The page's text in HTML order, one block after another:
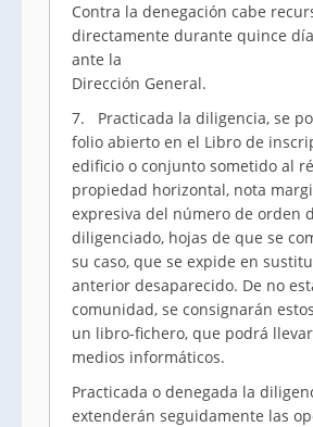
Contra la denegación cabe
directamente durante quince
ante la
Dirección General.
7. Practicada la diligencia, se
folio abierto en el Libro de
edificio o conjunto sometido al
propiedad horizontal, nota
expresiva del número de orden
diligenciado, hojas de que se
su caso, que se expide en
anterior desaparecido. De no
comunidad, se consignarán
un libro-fichero, que podrá
medios informáticos.
Practicada o denegada la
extenderán seguidamente las